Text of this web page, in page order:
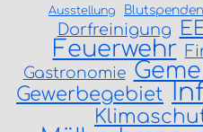
Ausstellung Blutspenden
Dorfreinigung
Feuerwehr
Gastronomie
Gewerbegebiet